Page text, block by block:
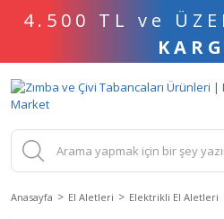
4.500 TL ve
Anasayfa El Aletleri Elektrikli El Aletleri